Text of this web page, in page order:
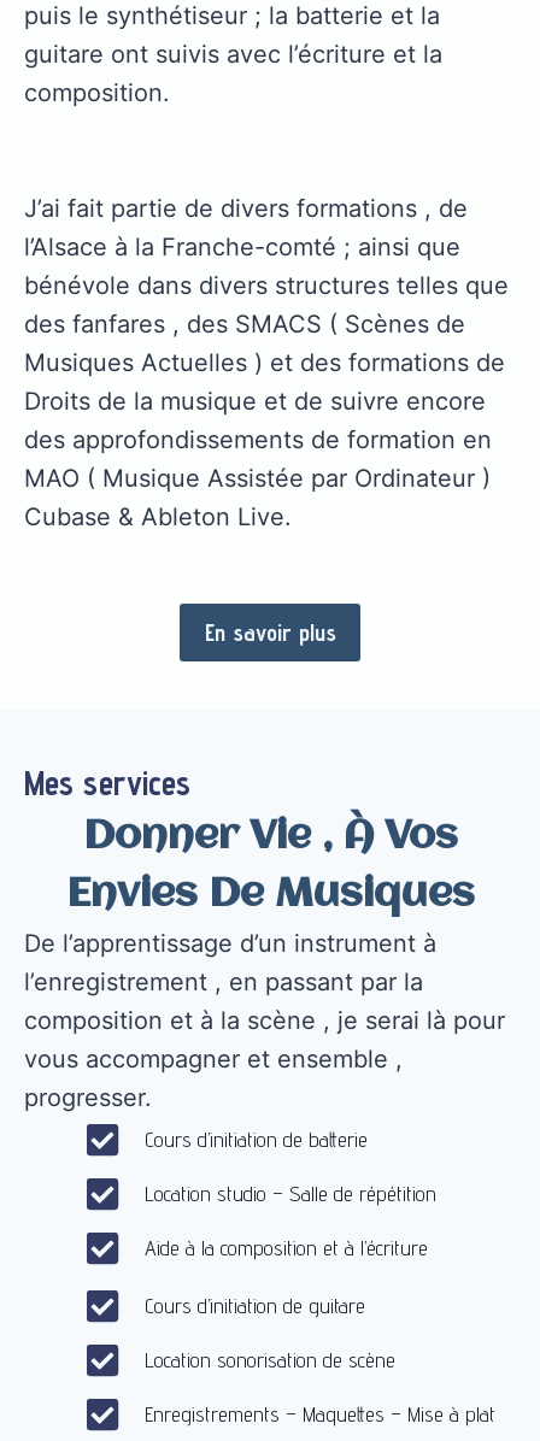
puis le synthétiseur ; la batterie et la
guitare ont suivis avec l’écriture et la
composition.
J’ai fait partie de divers formations , de
l’Alsace à la Franche-comté ; ainsi que
bénévole dans divers structures telles que
des fanfares , des SMACS ( Scènes de
Musiques Actuelles ) et des formations de
Droits de la musique et de suivre encore
des approfondissements de formation en
MAO ( Musique Assistée par Ordinateur )
Cubase & Ableton Live.
En savoir plus
Mes services
Donner Vie , À Vos
Envies De Musiques
De l’apprentissage d’un instrument à
l’enregistrement , en passant par la
composition et à la scène , je serai là pour
vous accompagner et ensemble ,
progresser.
Cours d’initiation de batterie
Location studio – Salle de répétition
Aide à la composition et à l’écriture
Cours d’initiation de guitare
Location sonorisation de scène
Enregistrements – Maquettes – Mise à plat